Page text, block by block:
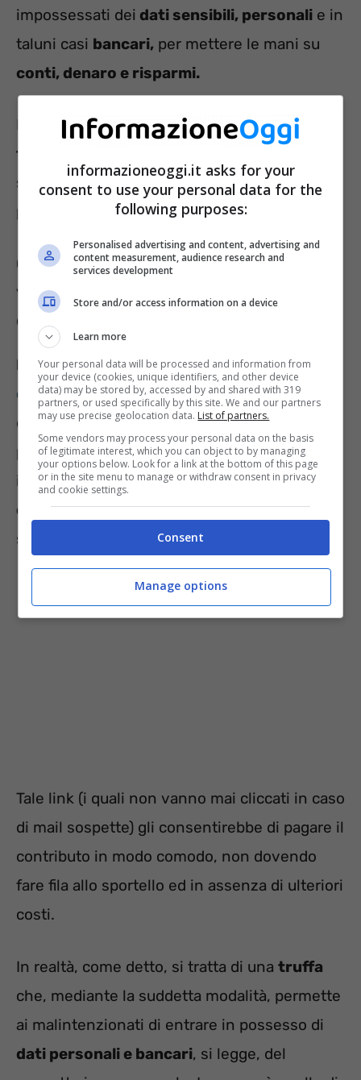
impossessati dei dati sensibili, personali e in
taluni casi bancari, per mettere le mani su
conti, denaro e risparmi.
In tal caso, come detto, si tratta di unaemail –
truffa,
soggetto ad effettuare unpagamentoa
proposito di
presunti contributi non pagati.
Contributi INPS non pagati, la truffa
via e-mail che invita a pagare: come
difendersi
Il commissario di P.S. Online, nella propria
comunicazione sul portale ufficiale, spiega
che nella suddettafalsa mail, al fine di
provvedere al pagamento del presunto
importo dovuto, il soggetto riceve l’invito a
cliccare sul linkindicato all’interno della
stessa.
Tale link (i quali non vanno mai cliccati in caso
di mail sospette) gli consentirebbe di pagare il
contributo in modo comodo, non dovendo
fare fila allo sportello ed in assenza di ulteriori
costi.
In realtà, come detto, si tratta di una truffa
che, mediante la suddetta modalità, permette
ai malintenzionati di entrare in possesso di
dati personali e bancari, si legge, del
informazioneoggi.it asks for your
consent to use your personal data for the
following purposes:
Personalised advertising and content, advertising and
content measurement, audience research and
services development
Store and/or access information on a device
Learn more
Your personal data will be processed and information from
your device (cookies, unique identifiers, and other device
data) may be stored by, accessed by and shared with 319
partners, or used specifically by this site. We and our partners
may use precise geolocation data. List of partners.
Some vendors may process your personal data on the basis
of legitimate interest, which you can object to by managing
your options below. Look for a link at the bottom of this page
or in the site menu to manage or withdraw consent in privacy
and cookie settings.
Consent
Manage options